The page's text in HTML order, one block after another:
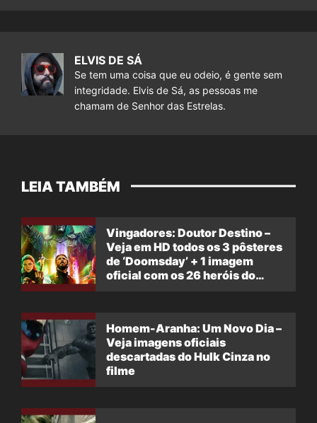
ELVIS DE SÁ
Se tem uma coisa que eu odeio, é gente sem
integridade. Elvis de Sá, as pessoas me
chamam de Senhor das Estrelas.
LEIA TAMBÉM
Vingadores: Doutor Destino –
Veja em HD todos os 3 pôsteres
de ‘Doomsday’ + 1 imagem
oficial com os 26 heróis do
Homem-Aranha: Um Novo Dia –
Veja imagens oficiais
descartadas do Hulk Cinza no
filme